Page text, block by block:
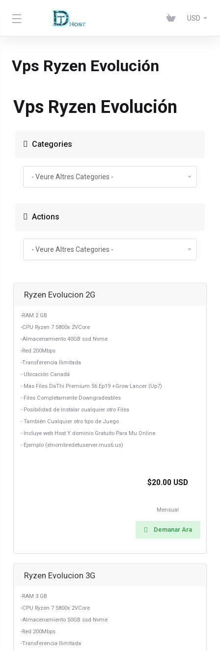
USD
Vps Ryzen Evolución
Vps Ryzen Evolución
Categories
Actions
Ryzen Evolucion 2G
-RAM 2 GB
-CPU Ryzen 7 5800x 2VCore
-Almacenamiento 40GB ssd Nvme
-Red 200Mbps
-Transferencia Ilimitada
- Ubicación Canadá
- Mas Files DaThi Premium S6 Ep19 +Grow Lancer (Up7)
- Files Completamente Downgradeables
- Posibilidad de Instalar cualquier otro Files
- También Cualquier otro tipo de Juego
- Incluye web Host Y dominio Gratuito Para Mu Online
- Ejemplo (elnombredetuserver.mus6.us)
$20.00 USD
Mensual
Demanar Ara
Ryzen Evolucion 3G
-RAM 3 GB
-CPU Ryzen 7 5800x 2VCore
-Almacenamiento 50GB ssd Nvme
-Red 200Mbps
-Transferencia Ilimitada